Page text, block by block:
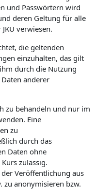
und Passwörtern wird
deren Geltung für alle
verwiesen.
die geltenden
einzuhalten, das gilt
durch die Nutzung
anderer
zu behandeln und nur im
Eine
zu
durch das
Daten ohne
zulässig.
Veröffentlichung aus
zu anonymisieren bzw.